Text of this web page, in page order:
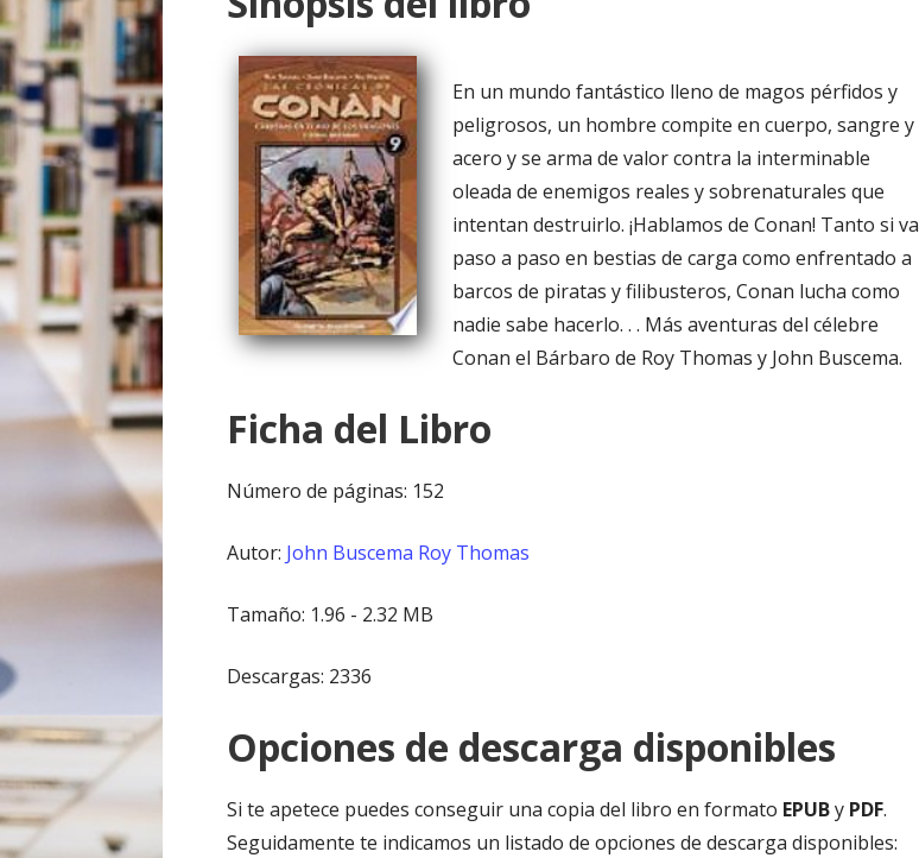
o
En un mundo fantástico lleno de magos pérfidos y
peligrosos, un hombre compite en cuerpo, sangre y
acero y se arma de valor contra la interminable
oleada de enemigos reales y sobrenaturales que
intentan destruirlo. ¡Hablamos de Conan! Tanto si va
paso a paso en bestias de carga como enfrentado a
barcos de piratas y filibusteros, Conan lucha como
nadie sabe hacerlo. . . Más aventuras del célebre
Conan el Bárbaro de Roy Thomas y John Buscema.
Ficha del Libro
Número de páginas: 152
Autor: John Buscema Roy Thomas
Tamaño: 1.96 - 2.32 MB
Descargas: 2336
Opciones de descarga disponibles
Si te apetece puedes conseguir una copia del libro en formato EPUBy PDF.
Seguidamente te indicamos un listado de opciones de descarga disponibles: